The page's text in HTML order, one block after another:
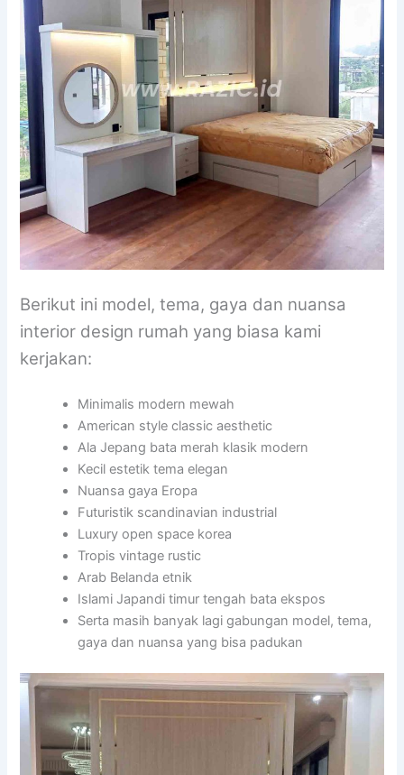
Berikut ini model, tema, gaya dan nuansa
interior design rumah yang biasa kami
kerjakan:
Minimalis modern mewah
American style classic aesthetic
Ala Jepang bata merah klasik modern
Kecil estetik tema elegan
Nuansa gaya Eropa
Futuristik scandinavian industrial
Luxury open space korea
Tropis vintage rustic
Arab Belanda etnik
Islami Japandi timur tengah bata ekspos
Serta masih banyak lagi gabungan model, tema,
gaya dan nuansa yang bisa padukan